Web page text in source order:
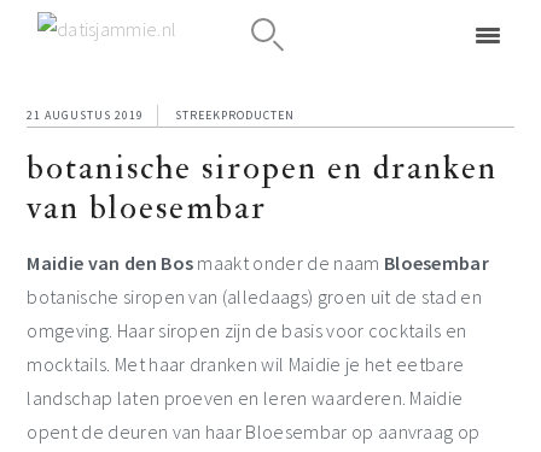
naar
hoofdnavigatie
naar
hoofd
inhoud
naar
eerste
sidebar
21 AUGUSTUS 2019 STREEKPRODUCTEN
botanische siropen en dranken
van bloesembar
Maidie van den Bos maakt onder de naam Bloesembar
botanische siropen van (alledaags) groen uit de stad en
omgeving. Haar siropen zijn de basis voor cocktails en
mocktails. Met haar dranken wil Maidie je het eetbare
landschap laten proeven en leren waarderen. Maidie
opent de deuren van haar Bloesembar op aanvraag op